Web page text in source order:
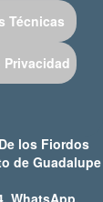
Técnicas
los Fiordos
de Guadalupe